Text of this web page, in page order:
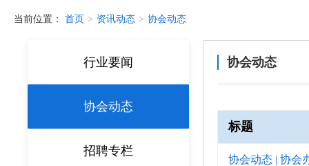
当前位置： 首页 > 资讯动态 > 协会动态
行业要闻
协会动态
招聘专栏
协会动态
标题
协会动态 | 协会